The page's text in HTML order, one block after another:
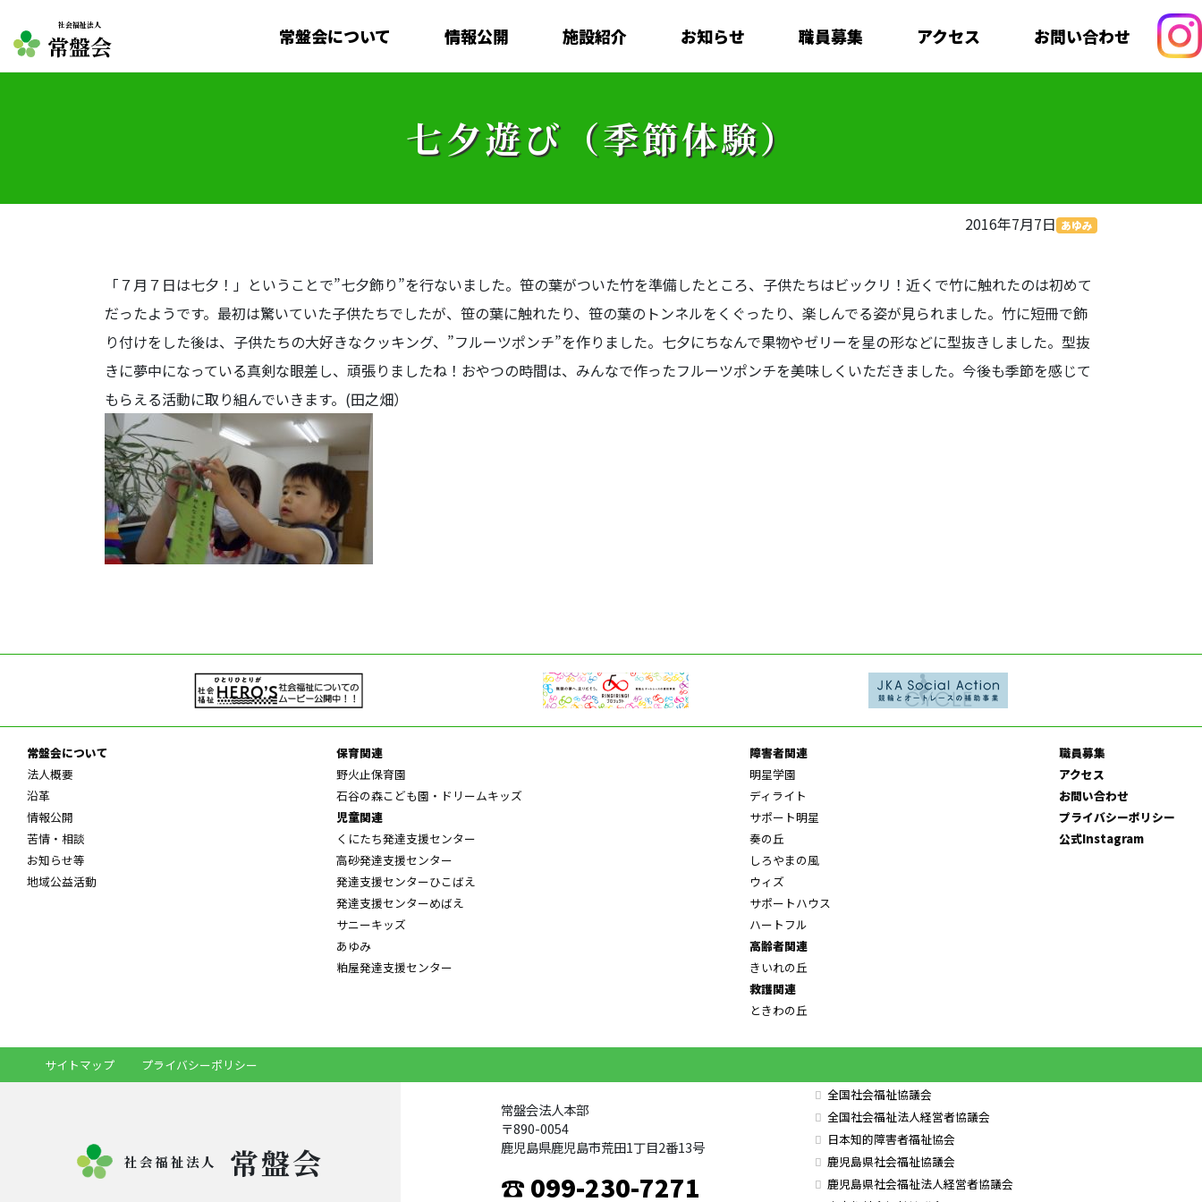
社会福祉法人
常盤会 常盤会について 情報公開 施設紹介 お知らせ 職員募集 アクセス お問い合わせ
七夕遊び（季節体験）
2016年7月7日 あゆみ
「７月７日は七夕！」ということで”七夕飾り”を行ないました。笹の葉がついた竹を準備したところ、子供たちはビックリ！近くで竹に触れたのは初めて
だったようです。最初は驚いていた子供たちでしたが、笹の葉に触れたり、笹の葉のトンネルをくぐったり、楽しんでる姿が見られました。竹に短冊で飾
り付けをした後は、子供たちの大好きなクッキング、”フルーツポンチ”を作りました。七夕にちなんで果物やゼリーを星の形などに型抜きしました。型抜
きに夢中になっている真剣な眼差し、頑張りましたね！おやつの時間は、みんなで作ったフルーツポンチを美味しくいただきました。今後も季節を感じて
もらえる活動に取り組んでいきます。(田之畑）
常盤会について
法人概要
沿革
情報公開
苦情・相談
お知らせ等
地域公益活動
保育関連
野火止保育園
石谷の森こども園・ドリームキッズ
児童関連
くにたち発達支援センター
高砂発達支援センター
発達支援センターひこばえ
発達支援センターめばえ
サニーキッズ
あゆみ
粕屋発達支援センター
障害者関連
明星学園
ディライト
サポート明星
奏の丘
しろやまの風
ウィズ
サポートハウス
ハートフル
高齢者関連
きいれの丘
救護関連
ときわの丘
職員募集
アクセス
お問い合わせ
プライバシーポリシー
公式Instagram
サイトマップ プライバシーポリシー
社会福祉法人 常盤会
常盤会法人本部
〒890-0054
鹿児島県鹿児島市荒田1丁目2番13号
☎ 099-230-7271
全国社会福祉協議会
全国社会福祉法人経営者協議会
日本知的障害者福祉協会
鹿児島県社会福祉協議会
鹿児島県社会福祉法人経営者協議会